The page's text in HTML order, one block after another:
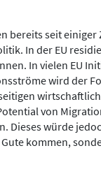
bereits seit einiger
In der EU
In vielen EU
wird der
von
Dieses würde
kommen,